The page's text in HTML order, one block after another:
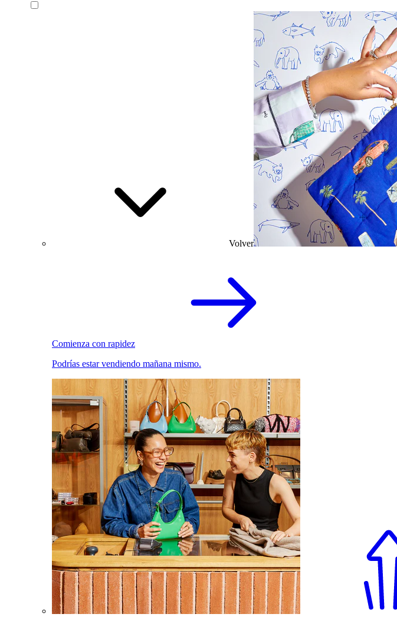
Volver
Comienza con rapidez
Podrías estar vendiendo mañana mismo.